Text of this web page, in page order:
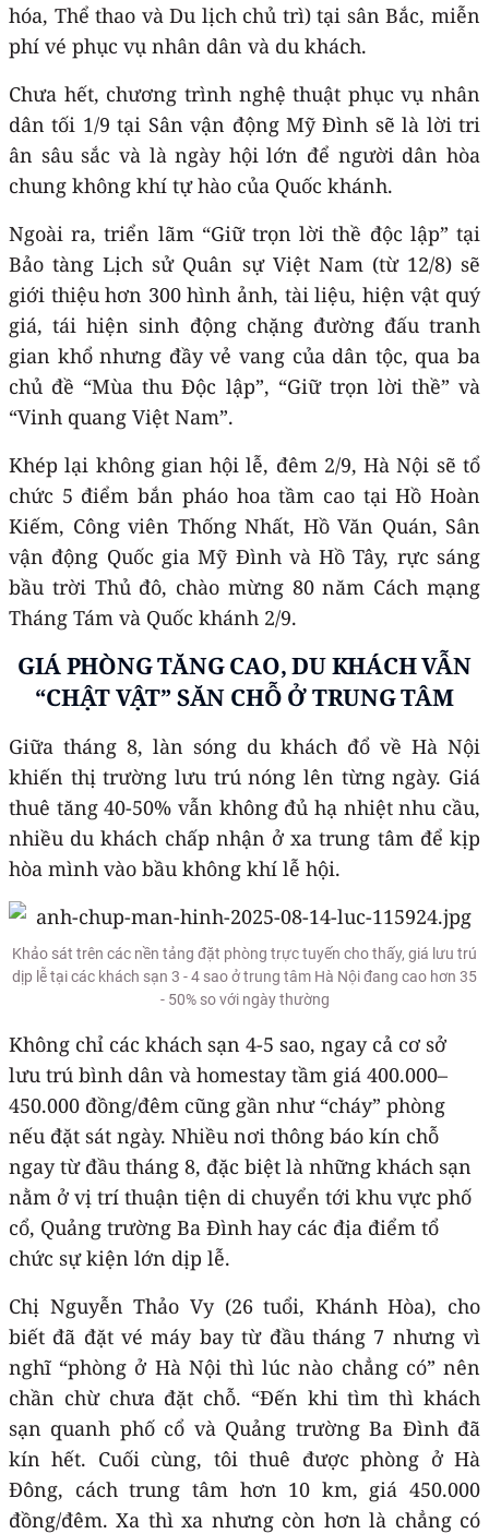
hóa, Thể thao và Du lịch chủ trì) tại sân Bắc, miễn
phí vé phục vụ nhân dân và du khách.
Chưa hết, chương trình nghệ thuật phục vụ nhân
dân tối 1/9 tại Sân vận động Mỹ Đình sẽ là lời tri
ân sâu sắc và là ngày hội lớn để người dân hòa
chung không khí tự hào của Quốc khánh.
Ngoài ra, triển lãm “Giữ trọn lời thề độc lập” tại
Bảo tàng Lịch sử Quân sự Việt Nam (từ 12/8) sẽ
giới thiệu hơn 300 hình ảnh, tài liệu, hiện vật quý
giá, tái hiện sinh động chặng đường đấu tranh
gian khổ nhưng đầy vẻ vang của dân tộc, qua ba
chủ đề “Mùa thu Độc lập”, “Giữ trọn lời thề” và
“Vinh quang Việt Nam”.
Khép lại không gian hội lễ, đêm 2/9, Hà Nội sẽ tổ
chức 5 điểm bắn pháo hoa tầm cao tại Hồ Hoàn
Kiếm, Công viên Thống Nhất, Hồ Văn Quán, Sân
vận động Quốc gia Mỹ Đình và Hồ Tây, rực sáng
bầu trời Thủ đô, chào mừng 80 năm Cách mạng
Tháng Tám và Quốc khánh 2/9.
GIÁ PHÒNG TĂNG CAO, DU KHÁCH VẪN
“CHẬT VẬT” SĂN CHỖ Ở TRUNG TÂM
Giữa tháng 8, làn sóng du khách đổ về Hà Nội
khiến thị trường lưu trú nóng lên từng ngày. Giá
thuê tăng 40-50% vẫn không đủ hạ nhiệt nhu cầu,
nhiều du khách chấp nhận ở xa trung tâm để kịp
hòa mình vào bầu không khí lễ hội.
Khảo sát trên các nền tảng đặt phòng trực tuyến cho thấy, giá lưu trú
dịp lễ tại các khách sạn 3 - 4 sao ở trung tâm Hà Nội đang cao hơn 35
- 50% so với ngày thường
Không chỉ các khách sạn 4-5 sao, ngay cả cơ sở
lưu trú bình dân và homestay tầm giá 400.000–
450.000 đồng/đêm cũng gần như “cháy” phòng
nếu đặt sát ngày. Nhiều nơi thông báo kín chỗ
ngay từ đầu tháng 8, đặc biệt là những khách sạn
nằm ở vị trí thuận tiện di chuyển tới khu vực phố
cổ, Quảng trường Ba Đình hay các địa điểm tổ
chức sự kiện lớn dịp lễ.
Chị Nguyễn Thảo Vy (26 tuổi, Khánh Hòa), cho
biết đã đặt vé máy bay từ đầu tháng 7 nhưng vì
nghĩ “phòng ở Hà Nội thì lúc nào chẳng có” nên
chần chừ chưa đặt chỗ. “Đến khi tìm thì khách
sạn quanh phố cổ và Quảng trường Ba Đình đã
kín hết. Cuối cùng, tôi thuê được phòng ở Hà
Đông, cách trung tâm hơn 10 km, giá 450.000
đồng/đêm. Xa thì xa nhưng còn hơn là chẳng có